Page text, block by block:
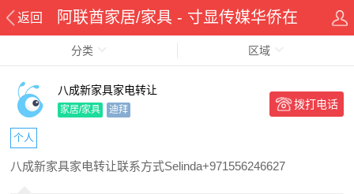
返回 阿联酋家居/家具 - 寸显传媒华侨在
分类 区域
八成新家具家电转让
家居/家具 迪拜 拨打电话
个人
八成新家具家电转让联系方式Selinda+971556246627